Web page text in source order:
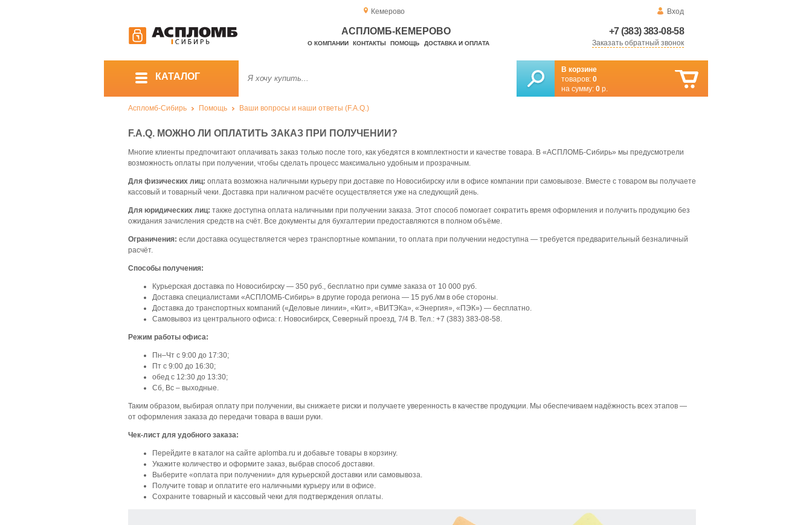
Кемерово Вход
+7 (383) 383-08-58
Заказать обратный звонок
АСПЛОМБ-КЕМЕРОВО
О КОМПАНИИ КОНТАКТЫ ПОМОЩЬ ДОСТАВКА И ОПЛАТА
КАТАЛОГ
В корзине
товаров: 0
на сумму: 0 р.
Аспломб-Сибирь Помощь Ваши вопросы и наши ответы (F.A.Q.)
F.A.Q. МОЖНО ЛИ ОПЛАТИТЬ ЗАКАЗ ПРИ ПОЛУЧЕНИИ?
Многие клиенты предпочитают оплачивать заказ только после того, как убедятся в комплектности и качестве товара. В «АСПЛОМБ-Сибирь» мы предусмотрели
возможность оплаты при получении, чтобы сделать процесс максимально удобным и прозрачным.
Для физических лиц: оплата возможна наличными курьеру при доставке по Новосибирску или в офисе компании при самовывозе. Вместе с товаром вы получаете
кассовый и товарный чеки. Доставка при наличном расчёте осуществляется уже на следующий день.
Для юридических лиц: также доступна оплата наличными при получении заказа. Этот способ помогает сократить время оформления и получить продукцию без
ожидания зачисления средств на счёт. Все документы для бухгалтерии предоставляются в полном объёме.
Ограничения: если доставка осуществляется через транспортные компании, то оплата при получении недоступна — требуется предварительный безналичный
расчёт.
Способы получения:
Курьерская доставка по Новосибирску — 350 руб., бесплатно при сумме заказа от 10 000 руб.
Доставка специалистами «АСПЛОМБ-Сибирь» в другие города региона — 15 руб./км в обе стороны.
Доставка до транспортных компаний («Деловые линии», «Кит», «ВИТЭКа», «Энергия», «ПЭК») — бесплатно.
Самовывоз из центрального офиса: г. Новосибирск, Северный проезд, 7/4 В. Тел.: +7 (383) 383-08-58.
Режим работы офиса:
Пн–Чт с 9:00 до 17:30;
Пт с 9:00 до 16:30;
обед с 12:30 до 13:30;
Сб, Вс – выходные.
Таким образом, выбирая оплату при получении, вы снижаете риски и получаете уверенность в качестве продукции. Мы обеспечиваем надёжность всех этапов —
от оформления заказа до передачи товара в ваши руки.
Чек-лист для удобного заказа:
Перейдите в каталог на сайте aplomba.ru и добавьте товары в корзину.
Укажите количество и оформите заказ, выбрав способ доставки.
Выберите «оплата при получении» для курьерской доставки или самовывоза.
Получите товар и оплатите его наличными курьеру или в офисе.
Сохраните товарный и кассовый чеки для подтверждения оплаты.